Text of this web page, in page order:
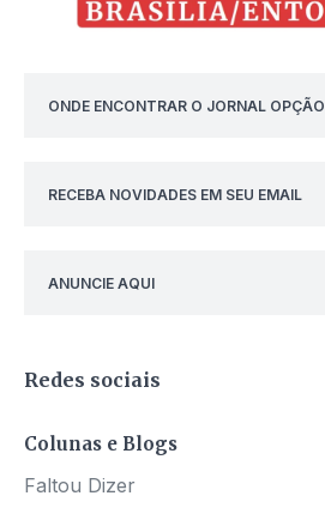
ONDE ENCONTRAR O JORNAL OPÇÃO
RECEBA NOVIDADES EM SEU EMAIL
ANUNCIE AQUI
Redes sociais
Colunas e Blogs
Faltou Dizer